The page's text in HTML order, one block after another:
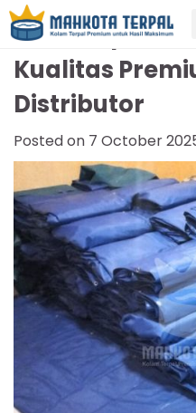
Jual Terpal
Kualitas
Distributor
Posted on 7 October